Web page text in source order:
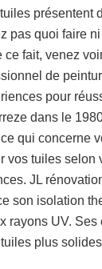
présentent
pas quoi faire
ce fait, venez
de
pour
dans le
ce qui concerne
vos tuiles selon
JL
son isolation
rayons UV.
plus solides